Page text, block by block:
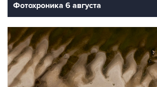
Фотохроника 6 августа